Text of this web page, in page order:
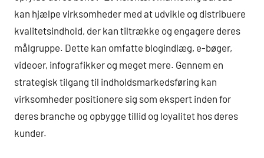
kan hjælpe virksomheder med at udvikle og distribuere
kvalitetsindhold, der kan tiltrække og engagere deres
målgruppe. Dette kan omfatte blogindlæg, e-bøger,
videoer, infografikker og meget mere. Gennem en
strategisk tilgang til indholdsmarkedsføring kan
virksomheder positionere sig som ekspert inden for
deres branche og opbygge tillid og loyalitet hos deres
kunder.